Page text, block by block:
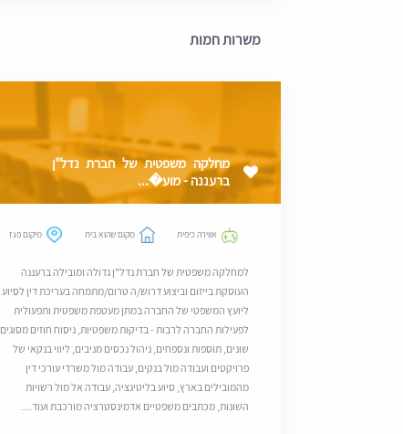
משרות חמות
מחלקה משפטית של חברת נדל"ן
ברעננה - מוע�...
אווירה כיפית מקום שהוא בית מיקום פגז
למחלקה משפטית של חברת נדל"ן גדולה ומובילה ברעננה
העוסקת בייזום וביצוע דרוש/ה טרום/מתמחה בעריכת דין לסיוע
ליועץ המשפטי של החברה במתן מעטפת משפטית ותפעולית
לפעילות החברה לרבות - בדיקות משפטיות, ניסוח חוזים מסוגים
שונים, תוספות ונספחים, ניהול נכסים מניבים, ליווי בנקאי של
פרויקטים ועבודה מול בנקים, עבודה מול משרדי עורכי דין
מהמובילים בארץ, סיוע בליטיגציה, עבודה אל מול רשויות
השונות, מכתבים משפטיים אדמינסטרציה מורכבת ועוד....